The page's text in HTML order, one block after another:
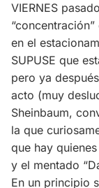
VIERNES
en el
SUPUSE que
pero ya
acto (muy
Sheinbaum,
la que
que hay
y el mentado
En un principio